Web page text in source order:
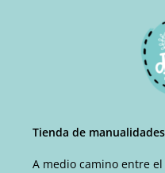
Tienda de
A medio camino entre